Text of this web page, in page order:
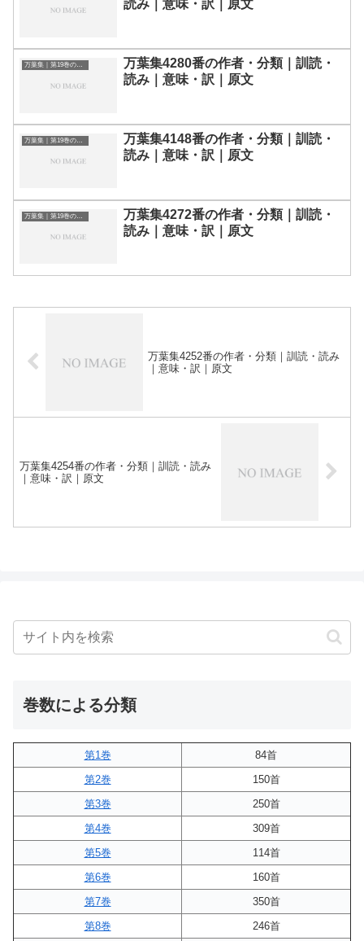
読み｜意味・訳｜原文
万葉集｜第19巻の和歌一覧
万葉集4280番の作者・分類｜訓読・
読み｜意味・訳｜原文
万葉集｜第19巻の和歌一覧
万葉集4148番の作者・分類｜訓読・
読み｜意味・訳｜原文
万葉集｜第19巻の和歌一覧
万葉集4272番の作者・分類｜訓読・
読み｜意味・訳｜原文
万葉集4252番の作者・分類｜訓読・読み
｜意味・訳｜原文
万葉集4254番の作者・分類｜訓読・読み
｜意味・訳｜原文
巻数による分類
第1巻
84首
第2巻
150首
第3巻
250首
第4巻
309首
第5巻
114首
第6巻
160首
第7巻
350首
第8巻
246首